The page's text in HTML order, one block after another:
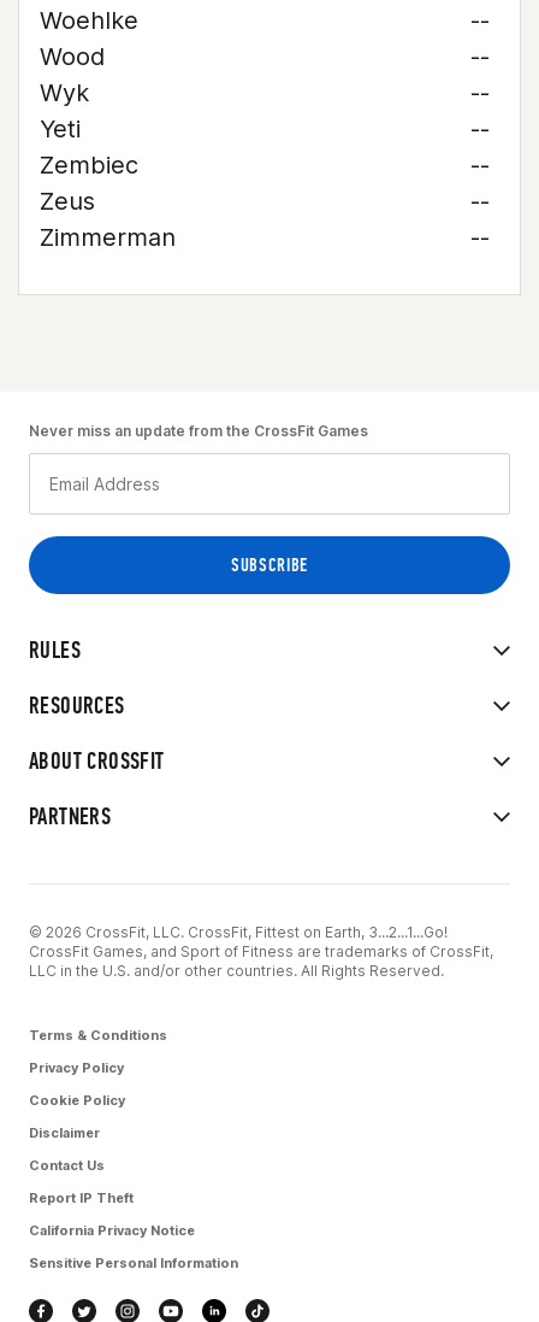
Woehlke
--
Wood
--
Wyk
--
Yeti
--
Zembiec
--
Zeus
--
Zimmerman
--
RULES
RESOURCES
ABOUT CROSSFIT
PARTNERS
Never miss an update from the CrossFit Games
© 2026 CrossFit, LLC. CrossFit, Fittest on Earth, 3...2...1...Go!
CrossFit Games, and Sport of Fitness are trademarks of CrossFit,
LLC in the U.S. and/or other countries. All Rights Reserved.
Terms & Conditions
Privacy Policy
Cookie Policy
Disclaimer
Contact Us
Report IP Theft
California Privacy Notice
Sensitive Personal Information